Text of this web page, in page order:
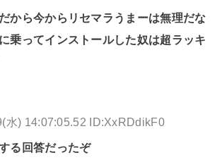
から今からリセマラうまーは無理だな
乗ってインストールした奴は超ラッキ
水) 14:07:05.52 ID:XxRDdikF0
る回答だったぞ